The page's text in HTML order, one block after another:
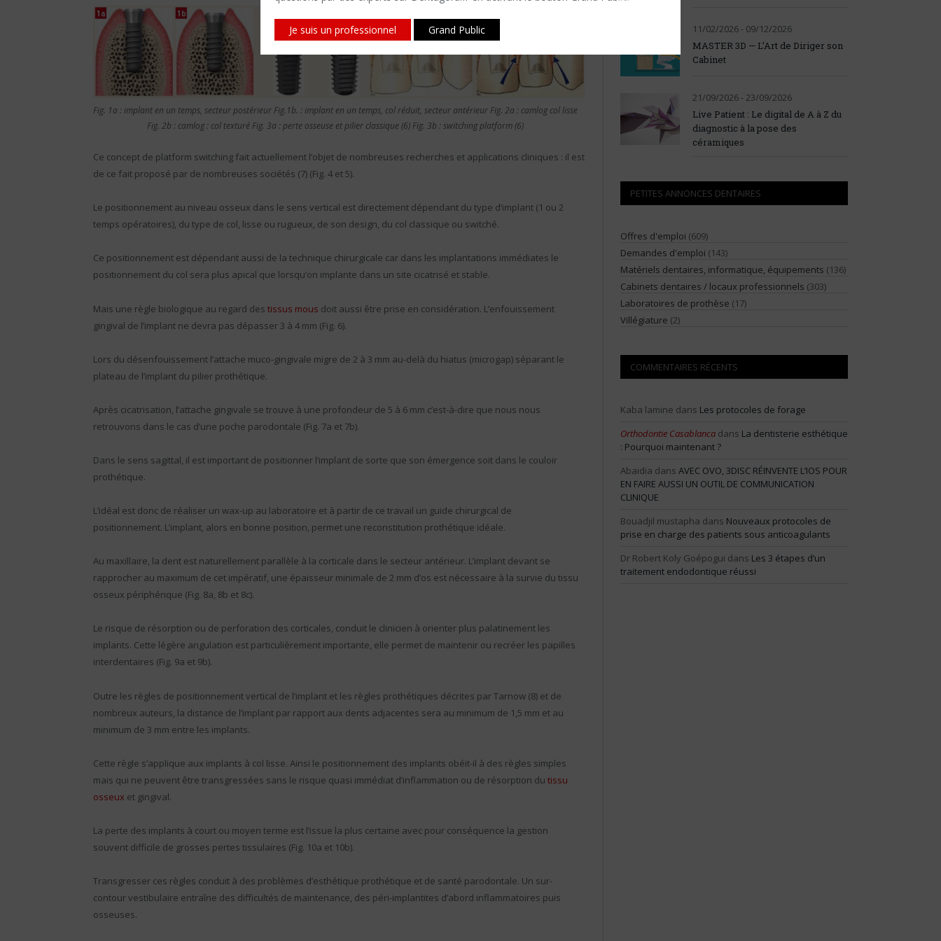
Je suis un professionnel Grand Public
Fig. 1a : implant en un temps, secteur postérieur Fig.1b. : implant en un temps, col réduit, secteur antérieur Fig. 2a : camlog col lisse
Fig. 2b : camlog : col texturé Fig. 3a : perte osseuse et pilier classique (6) Fig. 3b : switching platform (6)
Ce concept de platform switching fait actuellement l’objet de nombreuses recherches et applications cliniques : il est
de ce fait proposé par de nombreuses sociétés (7) (Fig. 4 et 5).
Le positionnement au niveau osseux dans le sens vertical est directement dépendant du type d’implant (1 ou 2
temps opératoires), du type de col, lisse ou rugueux, de son design, du col classique ou switché.
Ce positionnement est dépendant aussi de la technique chirurgicale car dans les implantations immédiates le
positionnement du col sera plus apical que lorsqu’on implante dans un site cicatrisé et stable.
Mais une règle biologique au regard des tissus mous doit aussi être prise en considération. L’enfouissement
gingival de l’implant ne devra pas dépasser 3 à 4 mm (Fig. 6).
Lors du désenfouissement l’attache muco-gingivale migre de 2 à 3 mm au-delà du hiatus (microgap) séparant le
plateau de l’implant du pilier prothétique.
Après cicatrisation, l’attache gingivale se trouve à une profondeur de 5 à 6 mm c’est-à-dire que nous nous
retrouvons dans le cas d’une poche parodontale (Fig. 7a et 7b).
Dans le sens sagittal, il est important de positionner l’implant de sorte que son émergence soit dans le couloir
prothétique.
L’idéal est donc de réaliser un wax-up au laboratoire et à partir de ce travail un guide chirurgical de
positionnement. L’implant, alors en bonne position, permet une reconstitution prothétique idéale.
Au maxillaire, la dent est naturellement parallèle à la corticale dans le secteur antérieur. L’implant devant se
rapprocher au maximum de cet impératif, une épaisseur minimale de 2 mm d’os est nécessaire à la survie du tissu
osseux périphérique (Fig. 8a, 8b et 8c).
Le risque de résorption ou de perforation des corticales, conduit le clinicien à orienter plus palatinement les
implants. Cette légère angulation est particulièrement importante, elle permet de maintenir ou recréer les papilles
interdentaires (Fig. 9a et 9b).
Outre les règles de positionnement vertical de l’implant et les règles prothétiques décrites par Tarnow (8) et de
nombreux auteurs, la distance de l’implant par rapport aux dents adjacentes sera au minimum de 1,5 mm et au
minimum de 3 mm entre les implants.
Cette règle s’applique aux implants à col lisse. Ainsi le positionnement des implants obéit-il à des règles simples
mais qui ne peuvent être transgressées sans le risque quasi immédiat d’inflammation ou de résorption du tissu
osseux et gingival.
La perte des implants à court ou moyen terme est l’issue la plus certaine avec pour conséquence la gestion
souvent difficile de grosses pertes tissulaires (Fig. 10a et 10b).
Transgresser ces règles conduit à des problèmes d’esthétique prothétique et de santé parodontale. Un sur-
contour vestibulaire entraîne des difficultés de maintenance, des péri-implantites d’abord inflammatoires puis
osseuses.
11/02/2026 - 09/12/2026
MASTER 3D — L’Art de Diriger son
Cabinet
21/09/2026 - 23/09/2026
Live Patient : Le digital de A à Z du
diagnostic à la pose des
céramiques
PETITES ANNONCES DENTAIRES
Offres d'emploi (609)
Demandes d'emploi (143)
Matériels dentaires, informatique, équipements (136)
Cabinets dentaires / locaux professionnels (303)
Laboratoires de prothèse (17)
Villégiature (2)
COMMENTAIRES RÉCENTS
Kaba lamine dans Les protocoles de forage
Orthodontie Casablanca dans La dentisterie esthétique
: Pourquoi maintenant ?
Abaidia dans AVEC OVO, 3DISC RÉINVENTE L’IOS POUR
EN FAIRE AUSSI UN OUTIL DE COMMUNICATION
CLINIQUE
Bouadjil mustapha dans Nouveaux protocoles de
prise en charge des patients sous anticoagulants
Dr Robert Koly Goépogui dans Les 3 étapes d’un
traitement endodontique réussi